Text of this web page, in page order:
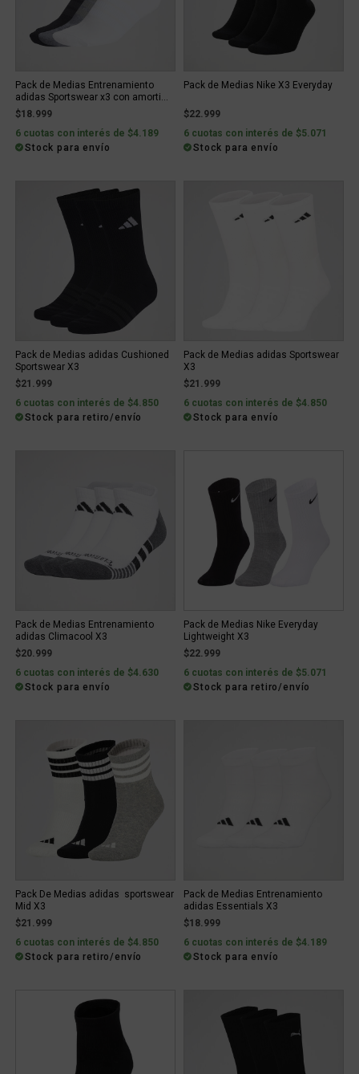
Pack de Medias Entrenamiento
adidas Sportswear x3 con amorti...
$18.999
6 cuotas con interés de $4.189
Stock para envío
Pack de Medias Nike X3 Everyday
$22.999
6 cuotas con interés de $5.071
Stock para envío
Pack de Medias adidas Cushioned
Sportswear X3
$21.999
6 cuotas con interés de $4.850
Stock para retiro/envío
Pack de Medias adidas Sportswear
X3
$21.999
6 cuotas con interés de $4.850
Stock para envío
Pack de Medias Entrenamiento
adidas Climacool X3
$20.999
6 cuotas con interés de $4.630
Stock para envío
Pack de Medias Nike Everyday
Lightweight X3
$22.999
6 cuotas con interés de $5.071
Stock para retiro/envío
Pack De Medias adidas sportswear
Mid X3
$21.999
6 cuotas con interés de $4.850
Stock para retiro/envío
Pack de Medias Entrenamiento
adidas Essentials X3
$18.999
6 cuotas con interés de $4.189
Stock para envío